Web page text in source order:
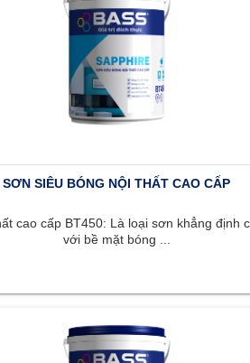
SƠN SIÊU BÓNG NỘI THẤT CAO CẤP
cao cấp BT450: Là loại sơn khẳng định
với bề mặt bóng ...